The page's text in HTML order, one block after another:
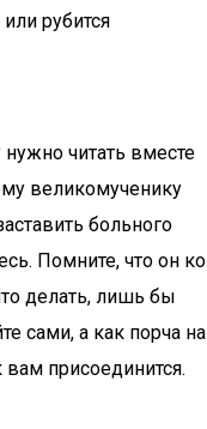
рубится
нужно читать вместе
великомученику
больного
Помните, что он ко
делать, лишь бы
сами, а как порча на
вам присоединится.